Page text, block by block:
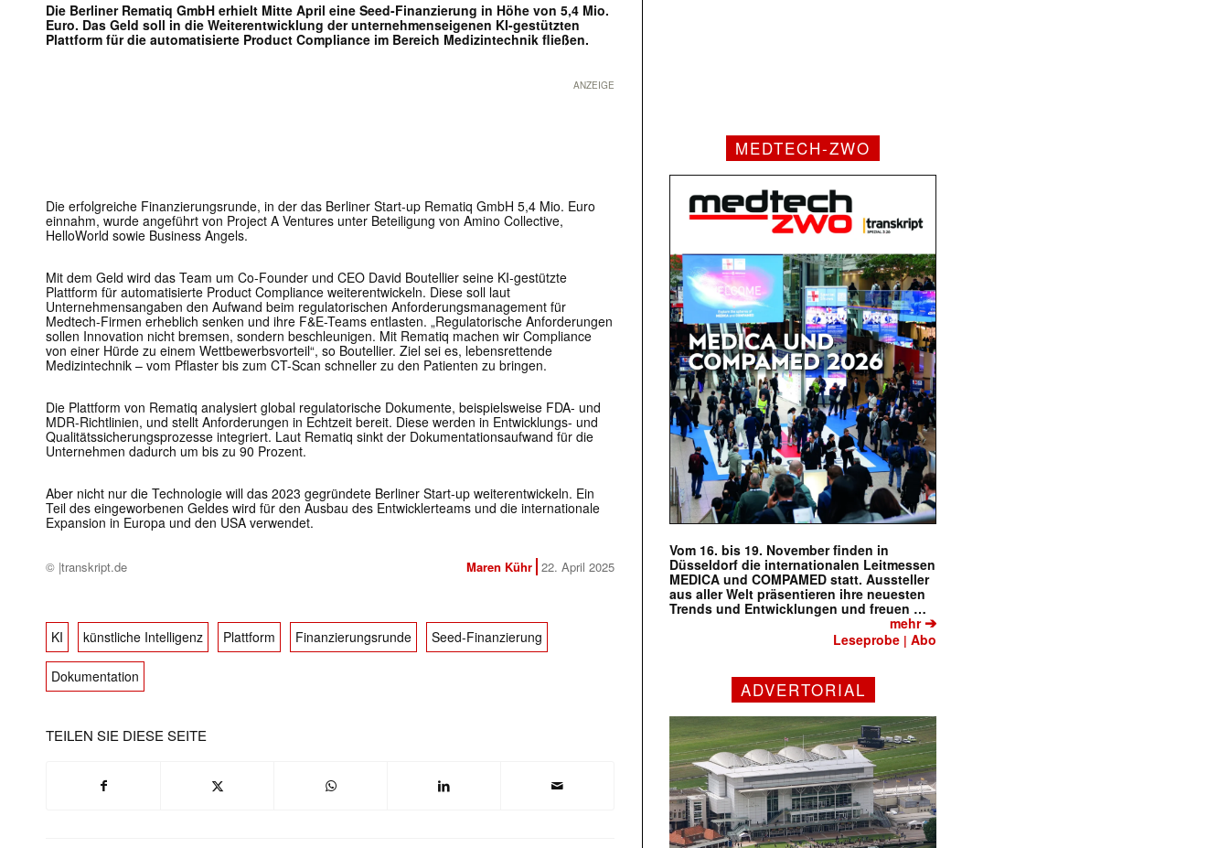
Die Berliner Rematiq GmbH erhielt Mitte April eine Seed-Finanzierung in Höhe von 5,4 Mio.
Euro. Das Geld soll in die Weiterentwicklung der unternehmenseigenen KI-gestützten
Plattform für die automatisierte Product Compliance im Bereich Medizintechnik fließen.
ANZEIGE
Die erfolgreiche Finanzierungsrunde, in der das Berliner Start-up Rematiq GmbH 5,4 Mio. Euro
einnahm, wurde angeführt von Project A Ventures unter Beteiligung von Amino Collective,
HelloWorld sowie Business Angels.
Mit dem Geld wird das Team um Co-Founder und CEO David Boutellier seine KI-gestützte
Plattform für automatisierte Product Compliance weiterentwickeln. Diese soll laut
Unternehmensangaben den Aufwand beim regulatorischen Anforderungsmanagement für
Medtech-Firmen erheblich senken und ihre F&E-Teams entlasten. „Regulatorische Anforderungen
sollen Innovation nicht bremsen, sondern beschleunigen. Mit Rematiq machen wir Compliance
von einer Hürde zu einem Wettbewerbsvorteil“, so Boutellier. Ziel sei es, lebensrettende
Medizintechnik – vom Pflaster bis zum CT-Scan schneller zu den Patienten zu bringen.
Die Plattform von Rematiq analysiert global regulatorische Dokumente, beispielsweise FDA- und
MDR-Richtlinien, und stellt Anforderungen in Echtzeit bereit. Diese werden in Entwicklungs- und
Qualitätssicherungsprozesse integriert. Laut Rematiq sinkt der Dokumentationsaufwand für die
Unternehmen dadurch um bis zu 90 Prozent.
Aber nicht nur die Technologie will das 2023 gegründete Berliner Start-up weiterentwickeln. Ein
Teil des eingeworbenen Geldes wird für den Ausbau des Entwicklerteams und die internationale
Expansion in Europa und den USA verwendet.
© |transkript.de Maren Kühr 22. April 2025
KI künstliche Intelligenz Plattform Finanzierungsrunde Seed-Finanzierung
Dokumentation
TEILEN SIE DIESE SEITE
MEDTECH-ZWO
Vom 16. bis 19. November finden in
Düsseldorf die internationalen Leitmessen
MEDICA und COMPAMED statt. Aussteller
aus aller Welt präsentieren ihre neuesten
Trends und Entwicklungen und freuen …
mehr➔
Leseprobe |Abo
ADVERTORIAL